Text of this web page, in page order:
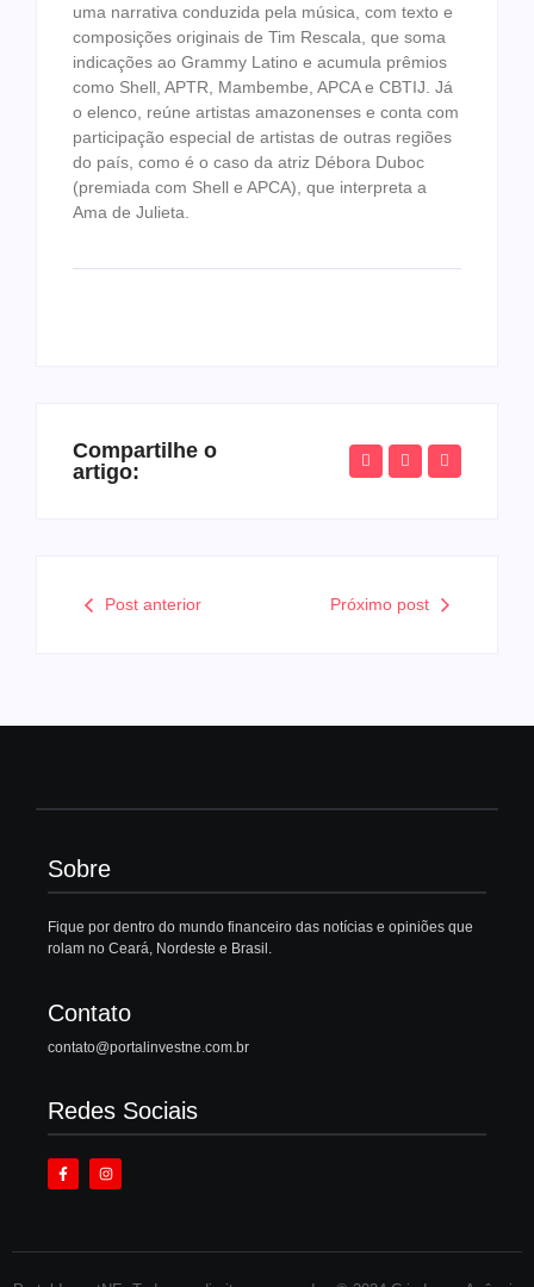
uma narrativa conduzida pela música, com texto e
composições originais de Tim Rescala, que soma
indicações ao Grammy Latino e acumula prêmios
como Shell, APTR, Mambembe, APCA e CBTIJ. Já
o elenco, reúne artistas amazonenses e conta com
participação especial de artistas de outras regiões
do país, como é o caso da atriz Débora Duboc
(premiada com Shell e APCA), que interpreta a
Ama de Julieta.
Compartilhe o
artigo:
Post anterior Próximo post
Sobre
Fique por dentro do mundo financeiro das notícias e opiniões que
rolam no Ceará, Nordeste e Brasil.
Contato
contato@portalinvestne.com.br
Redes Sociais